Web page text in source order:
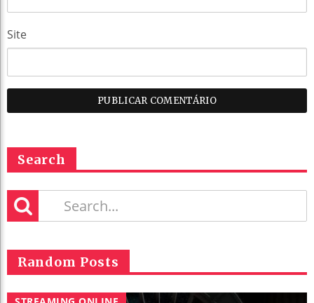
Site
Search
Random Posts